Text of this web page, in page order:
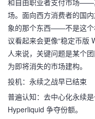
和自由职业者支付市场——
场。面向西方消费者的国
象的那个东西——不是这个
议看起来会更像“稳定币版
人来说，关键问题是某个
为即将消失的市场建构。
投机：永续之战早已结束
普遍认知：去中心化永续
Hyperliquid 争夺份额。